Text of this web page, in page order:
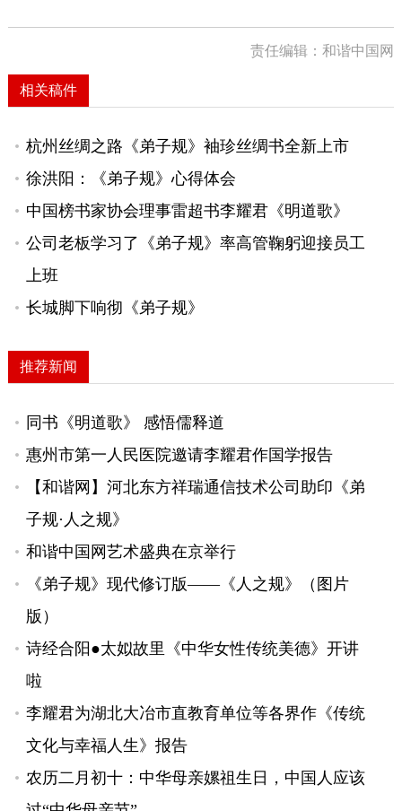
责任编辑：和谐中国网
相关稿件
杭州丝绸之路《弟子规》袖珍丝绸书全新上市
徐洪阳：《弟子规》心得体会
中国榜书家协会理事雷超书李耀君《明道歌》
公司老板学习了《弟子规》率高管鞠躬迎接员工
上班
长城脚下响彻《弟子规》
推荐新闻
同书《明道歌》 感悟儒释道
惠州市第一人民医院邀请李耀君作国学报告
【和谐网】河北东方祥瑞通信技术公司助印《弟
子规·人之规》
和谐中国网艺术盛典在京举行
《弟子规》现代修订版——《人之规》（图片
版）
诗经合阳●太姒故里《中华女性传统美德》开讲
啦
李耀君为湖北大冶市直教育单位等各界作《传统
文化与幸福人生》报告
农历二月初十：中华母亲嫘祖生日，中国人应该